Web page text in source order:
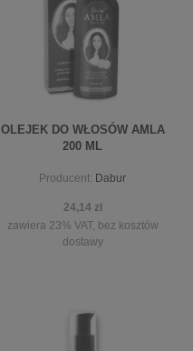
OLEJEK DO WŁOSÓW AMLA
200 ML
Producent: Dabur
24,14 zł
zawiera 23% VAT, bez kosztów
dostawy
powiadom o dostępności